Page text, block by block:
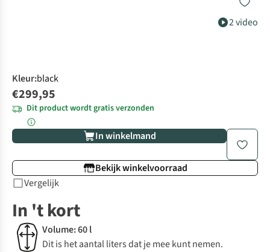
2 video
Kleur:black
€299,95
Dit product wordt gratis verzonden
In winkelmand
Bekijk winkelvoorraad
Vergelijk
In 't kort
Volume: 60 l
Dit is het aantal liters dat je mee kunt nemen.